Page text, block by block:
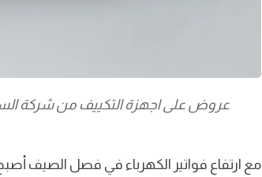
عروض على اجهزة التكييف من شركة السدرة
مع ارتفاع فواتير الكهرباء في فصل الصيف